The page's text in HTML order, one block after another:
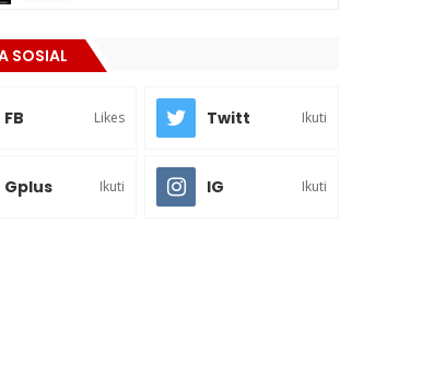
SOSIAL
FB Likes Twitt Ikuti
Gplus Ikuti IG Ikuti